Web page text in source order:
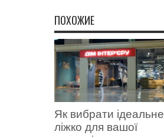
ПОХОЖИЕ
Як вибрати ідеальне
ліжко для вашої